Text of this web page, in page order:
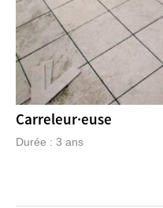
Carreleur·euse
Durée : 3 ans